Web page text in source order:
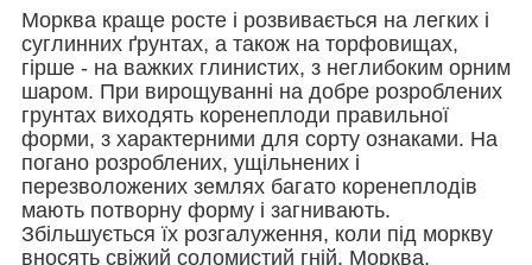
Морква краще росте і розвивається на легких і
суглинних ґрунтах, а також на торфовищах,
гірше - на важких глинистих, з неглибоким орним
шаром. При вирощуванні на добре розроблених
грунтах виходять коренеплоди правильної
форми, з характерними для сорту ознаками. На
погано розроблених, ущільнених і
перезволожених землях багато коренеплодів
мають потворну форму і загнивають.
Збільшується їх розгалуження, коли під моркву
вносять свіжий соломистий гній. Морква,